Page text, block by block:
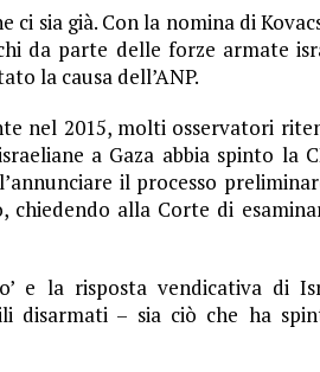
ci sia già. Con la nomina di
da parte delle forze armate
la causa dell’ANP.
nel 2015, molti osservatori
a Gaza abbia spinto la
il processo
chiedendo alla Corte di
e la risposta vendicativa di
disarmati – sia ciò che ha